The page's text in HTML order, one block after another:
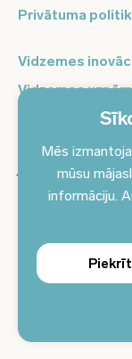
Mēs
mūsu
informāciju.
Privātuma
Vidzemes
Vidzemes
Balso Vidzeme
Pierakstieties
jaunumus savā